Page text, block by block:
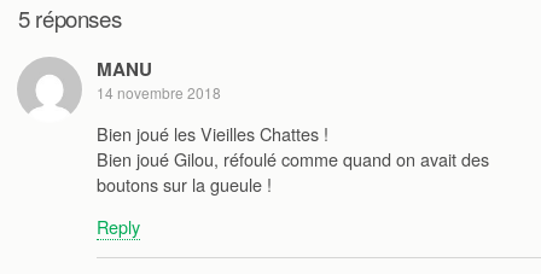
5 réponses
MANU
14 novembre 2018
Bien joué les Vieilles Chattes !
Bien joué Gilou, réfoulé comme quand on avait des
boutons sur la gueule !
Reply